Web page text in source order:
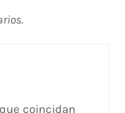
coincidan